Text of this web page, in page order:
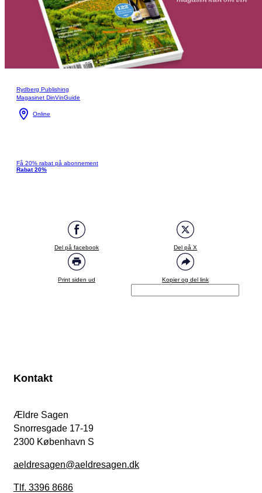
Rydberg Publishing
Magasinet DinVinGuide
Online
Få 20% rabat på abonnement
Rabat 20%
Del på facebook Del på X
Print siden ud Kopier og del link
Kontakt
Ældre Sagen
Snorresgade 17-19
2300 København S
aeldresagen@aeldresagen.dk
Tlf. 3396 8686